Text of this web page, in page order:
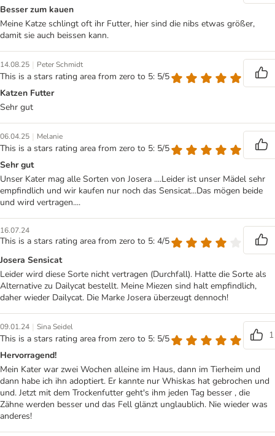
Besser zum kauen
Meine Katze schlingt oft ihr Futter, hier sind die nibs etwas größer,
damit sie auch beissen kann.
14.08.25 | Peter Schmidt
This is a stars rating area from zero to 5: 5/5
Katzen Futter
Sehr gut
06.04.25 | Melanie
This is a stars rating area from zero to 5: 5/5
Sehr gut
Unser Kater mag alle Sorten von Josera ....Leider ist unser Mädel sehr
empfindlich und wir kaufen nur noch das Sensicat...Das mögen beide
und wird vertragen....
16.07.24
This is a stars rating area from zero to 5: 4/5
Josera Sensicat
Leider wird diese Sorte nicht vertragen (Durchfall). Hatte die Sorte als
Alternative zu Dailycat bestellt. Meine Miezen sind halt empfindlich,
daher wieder Dailycat. Die Marke Josera überzeugt dennoch!
09.01.24 | Sina Seidel
This is a stars rating area from zero to 5: 5/5
1
Hervorragend!
Mein Kater war zwei Wochen alleine im Haus, dann im Tierheim und
dann habe ich ihn adoptiert. Er kannte nur Whiskas hat gebrochen und
und. Jetzt mit dem Trockenfutter geht's ihm jeden Tag besser , die
Zähne werden besser und das Fell glänzt unglaublich. Nie wieder was
anderes!